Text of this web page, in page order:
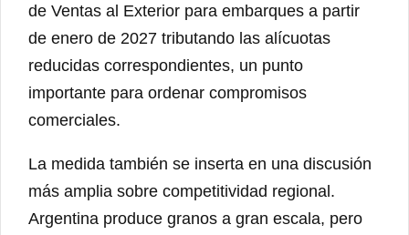
de Ventas al Exterior para embarques a partir
de enero de 2027 tributando las alícuotas
reducidas correspondientes, un punto
importante para ordenar compromisos
comerciales.
La medida también se inserta en una discusión
más amplia sobre competitividad regional.
Argentina produce granos a gran escala, pero